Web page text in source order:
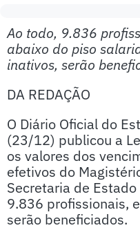
Ao todo, 9.836
abaixo do piso
inativos, serão
DA REDAÇÃO
O Diário Oficial do
(23/12) publicou a
os valores dos
efetivos do
Secretaria de
9.836 profissionais,
serão beneficiados.